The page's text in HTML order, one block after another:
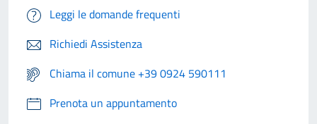
Leggi le domande frequenti
Richiedi Assistenza
Chiama il comune +39 0924 590111
Prenota un appuntamento